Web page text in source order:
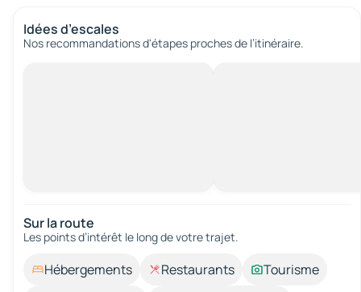
Idées d’escales
Nos recommandations d'étapes proches de l’itinéraire.
Sur la route
Les points d’intérêt le long de votre trajet.
Hébergements Restaurants
Tourisme